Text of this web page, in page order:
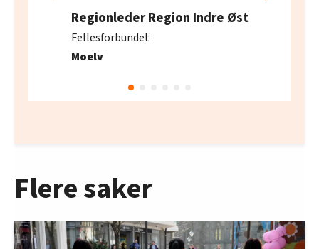
Regionleder Region Indre Øst
Fellesforbundet
Moelv
Flere saker